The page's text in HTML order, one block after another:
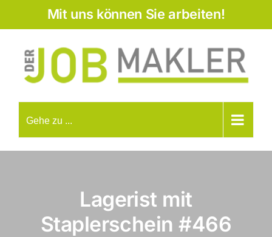
Mit uns können Sie arbeiten!
Gehe zu ...
Lagerist mit
Staplerschein#466